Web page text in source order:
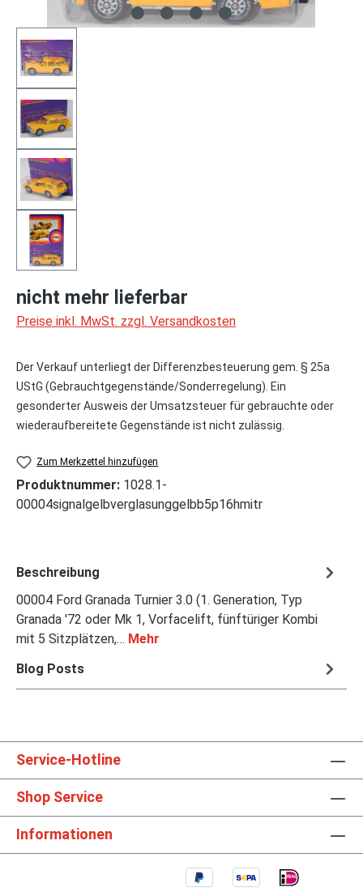
nicht mehr lieferbar
Preise inkl. MwSt. zzgl. Versandkosten
Der Verkauf unterliegt der Differenzbesteuerung gem. § 25a
UStG (Gebrauchtgegenstände/Sonderregelung). Ein
gesonderter Ausweis der Umsatzsteuer für gebrauchte oder
wiederaufbereitete Gegenstände ist nicht zulässig.
Zum Merkzettel hinzufügen
Produktnummer: 1028.1-
00004signalgelbverglasunggelbb5p16hmitr
Beschreibung
00004 Ford Granada Turnier 3.0 (1. Generation, Typ
Granada '72 oder Mk 1, Vorfacelift, fünftüriger Kombi
mit 5 Sitzplätzen,… Mehr
Blog Posts
Service-Hotline
Shop Service
Informationen